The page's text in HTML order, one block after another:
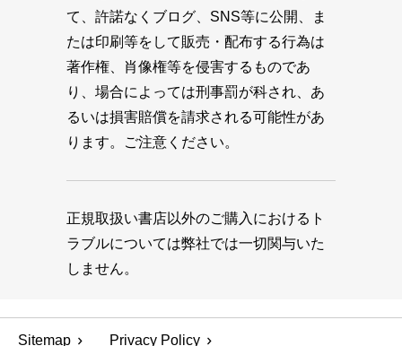
て、許諾なくブログ、SNS等に公開、ま
たは印刷等をして販売・配布する行為は
著作権、肖像権等を侵害するものであ
り、場合によっては刑事罰が科され、あ
るいは損害賠償を請求される可能性があ
ります。ご注意ください。
正規取扱い書店以外のご購入におけるト
ラブルについては弊社では一切関与いた
しません。
Sitemap Privacy Policy